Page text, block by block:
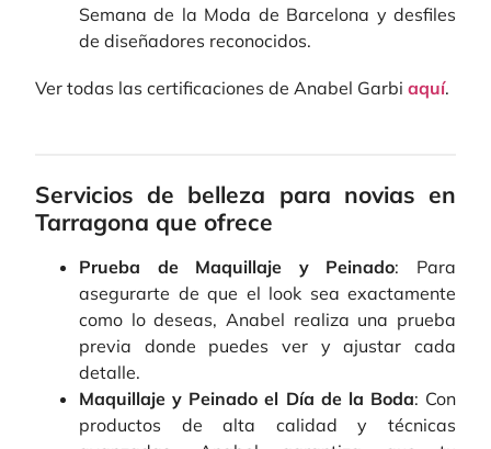
Semana de la Moda de Barcelona y desfiles
de diseñadores reconocidos.
Ver todas las certificaciones de Anabel Garbi aquí.
Servicios de belleza para novias en
Tarragona que ofrece
Prueba de Maquillaje y Peinado: Para
asegurarte de que el look sea exactamente
como lo deseas, Anabel realiza una prueba
previa donde puedes ver y ajustar cada
detalle.
Maquillaje y Peinado el Día de la Boda: Con
productos de alta calidad y técnicas